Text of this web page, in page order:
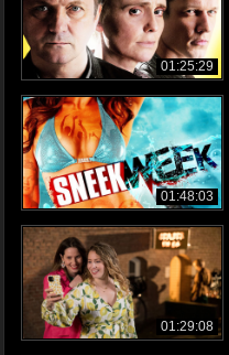
01:25:29
01:48:03
01:29:08